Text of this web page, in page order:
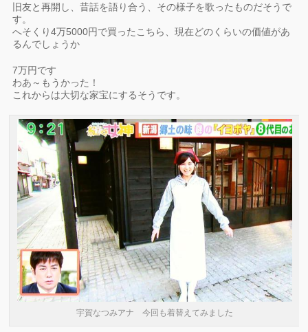
旧友と再開し、昔話を語り合う、その様子を歌ったものだそうで
す。
へそくり4万5000円で買ったこちら、現在どのくらいの価値があ
るんでしょうか
7万円です
わあ～もうかった！
これからは大切な家宝にするそうです。
宇賀なつみアナ 今回も着替えてみました